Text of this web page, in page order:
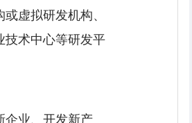
虚拟研发机构、
技术中心等研发平
企业、开发新产